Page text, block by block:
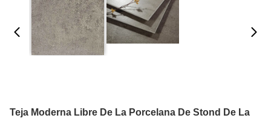
Teja Moderna Libre De La Porcelana De Stond De La